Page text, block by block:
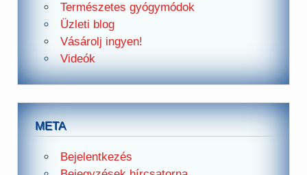
Természetes gyógymódok
Üzleti blog
Vásárolj ingyen!
Videók
META
Bejelentkezés